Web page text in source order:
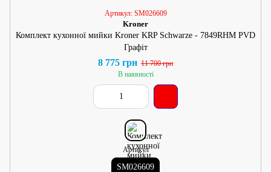
Артикул: SM026609
Kroner
Комплект кухонної мийки Kroner KRP Schwarze - 7849RHM PVD
Графіт
8 775 грн 11 700 грн
В наявності
Артикул
SM026609